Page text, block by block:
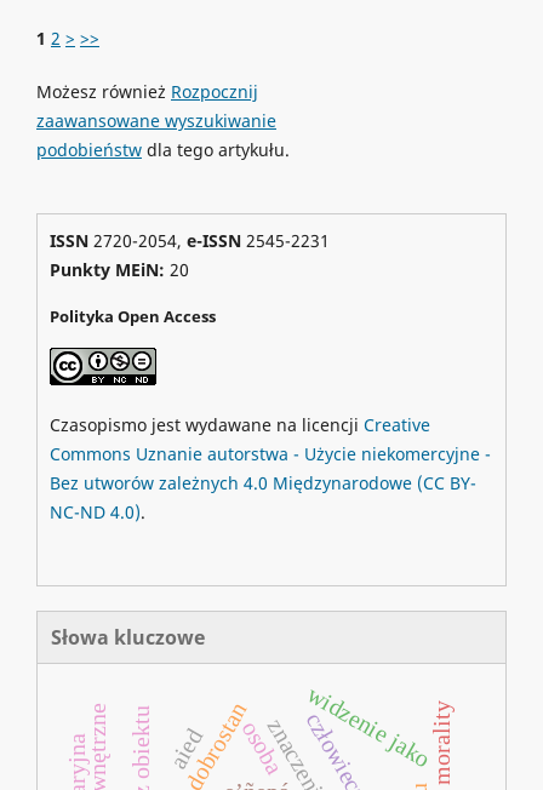
1 2 > >>
Możesz również Rozpocznij
zaawansowane wyszukiwanie
podobieństwdla tego artykułu.
ISSN2720-2054, e-ISSN2545-2231
Punkty MEiN: 20
Polityka Open Access
Czasopismo jest wydawane na licencji Creative
Commons Uznanie autorstwa - Użycie niekomercyjne -
Bez utworów zależnych 4.0 Międzynarodowe (CC BY-
NC-ND 4.0).
Słowa kluczowe
widzenie jako
znaczenie
aied morality
osoba